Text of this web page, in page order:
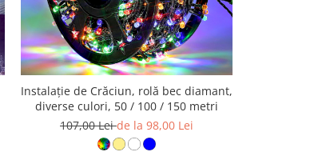
Instalație de Crăciun, rolă bec diamant,
diverse culori, 50 / 100 / 150 metri
107,00 Leide la 98,00 Lei